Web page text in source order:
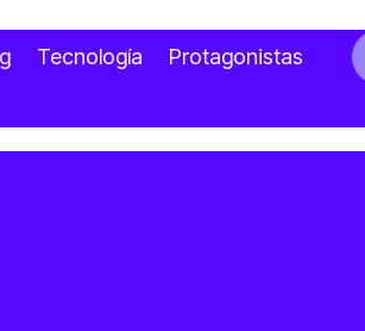
Tecnología Protagonistas